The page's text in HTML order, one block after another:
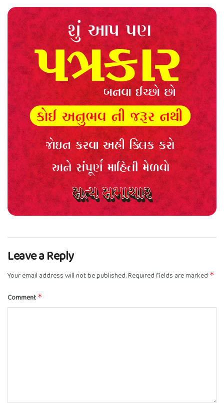
Leave a Reply
Your email address will not be published.Required fields are marked *
Comment *